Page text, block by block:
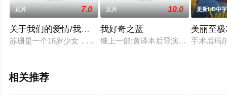
正片 7.0
关于我们的爱情/我们的爱
苏珊是一个16岁少女，因在家中得不到关爱，到外面到处勾搭
正片 10.0
我好奇之蓝
继上一部;黄译本后导演继续在下一
更新HD中字
美丽至极
手术后玛
相关推荐